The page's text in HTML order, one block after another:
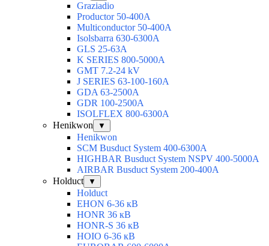
Graziadio
Productor 50-400А
Multiconductor 50-400А
Isolsbarra 630-6300А
GLS 25-63А
K SERIES 800-5000A
GMT 7.2-24 kV
J SERIES 63-100-160A
GDA 63-2500А
GDR 100-2500А
ISOLFLEX 800-6300А
Henikwon
▼
Henikwon
SCM Busduct System 400-6300А
HIGHBAR Busduct System NSPV 400-5000А
AIRBAR Busduct System 200-400А
Holduct
▼
Holduct
EHON 6-36 кВ
HONR 36 кВ
HONR-S 36 кВ
HOIO 6-36 кВ